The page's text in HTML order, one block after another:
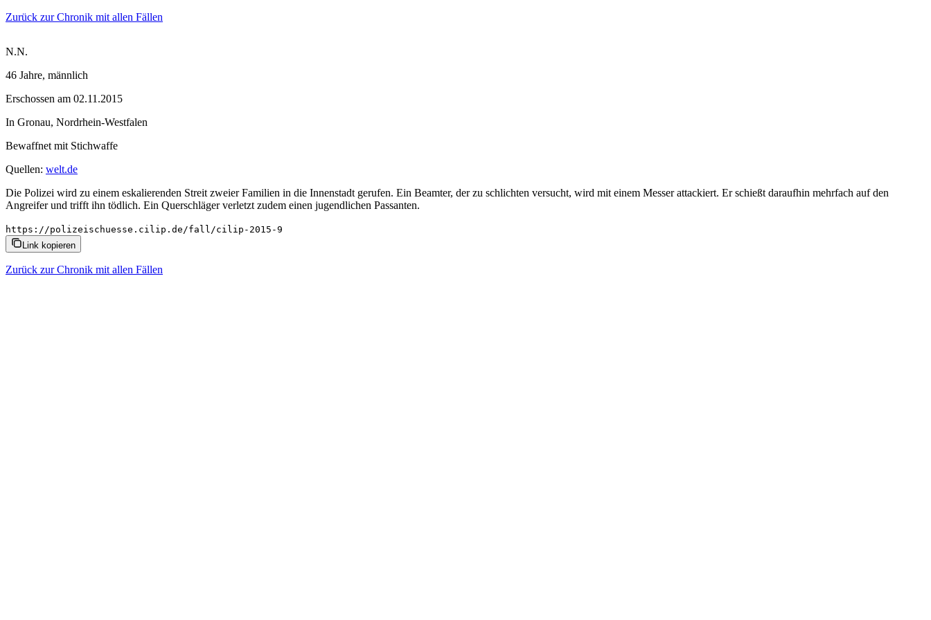
Zurück zur Chronik mit allen Fällen
N.N.
46 Jahre, männlich
Erschossen am 02.11.2015
In Gronau, Nordrhein-Westfalen
Bewaffnet mit Stichwaffe
Quellen: welt.de
Die Polizei wird zu einem eskalierenden Streit zweier Familien in die Innenstadt gerufen. Ein Beamter, der zu schlichten versucht, wird mit einem Messer attackiert. Er schießt daraufhin mehrfach auf den
Angreifer und trifft ihn tödlich. Ein Querschläger verletzt zudem einen jugendlichen Passanten.
https://polizeischuesse.cilip.de/fall/cilip-2015-9
Link kopieren
Zurück zur Chronik mit allen Fällen